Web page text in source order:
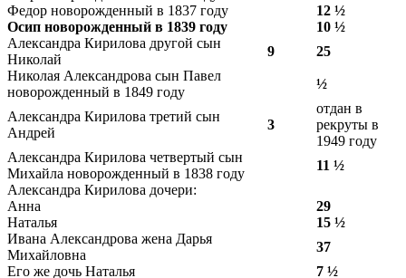
Федор новорожденный в 1837 году
12 ½
Осип новорожденный в 1839 году
10 ½
Александра Кирилова другой сын
Николай
9
25
Николая Александрова сын Павел
новорожденный в 1849 году
½
Александра Кирилова третий сын
Андрей
3
отдан в
рекруты в
1949 году
Александра Кирилова четвертый сын
Михайла новорожденный в 1838 году
11 ½
Александра Кирилова дочери:
Анна
29
Наталья
15 ½
Ивана Александрова жена Дарья
Михайловна
37
Его же дочь Наталья
7 ½